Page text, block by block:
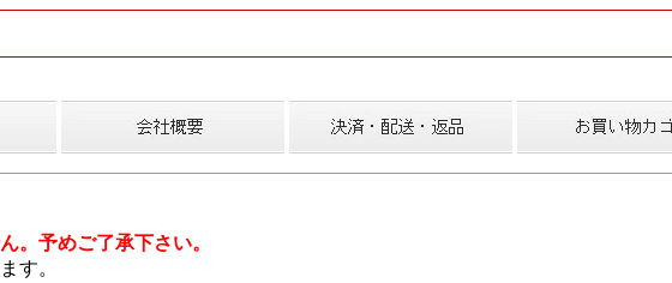
。予めご了承下さい。
す。